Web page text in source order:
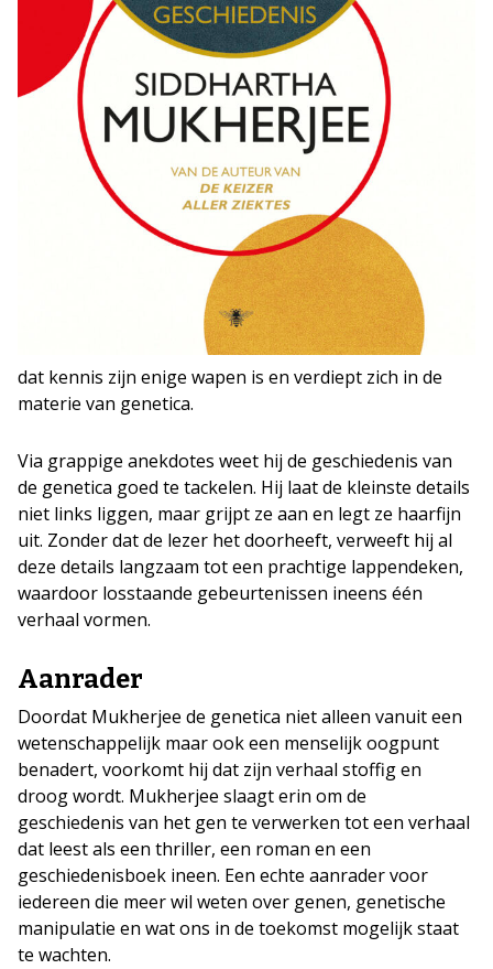
dat kennis zijn enige wapen is en verdiept zich in de
materie van genetica.
Via grappige anekdotes weet hij de geschiedenis van
de genetica goed te tackelen. Hij laat de kleinste details
niet links liggen, maar grijpt ze aan en legt ze haarfijn
uit. Zonder dat de lezer het doorheeft, verweeft hij al
deze details langzaam tot een prachtige lappendeken,
waardoor losstaande gebeurtenissen ineens één
verhaal vormen.
Aanrader
Doordat Mukherjee de genetica niet alleen vanuit een
wetenschappelijk maar ook een menselijk oogpunt
benadert, voorkomt hij dat zijn verhaal stoffig en
droog wordt. Mukherjee slaagt erin om de
geschiedenis van het gen te verwerken tot een verhaal
dat leest als een thriller, een roman en een
geschiedenisboek ineen. Een echte aanrader voor
iedereen die meer wil weten over genen, genetische
manipulatie en wat ons in de toekomst mogelijk staat
te wachten.